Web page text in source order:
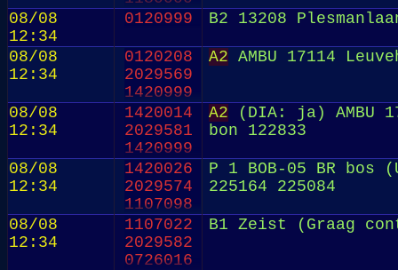
08/08
12:34
0120999 B2 13208
08/08
12:34
0120208
2029569
1420999
A2 AMBU 17114
08/08
12:34
1420014
2029581
1420999
A2 (DIA: ja) AMBU
bon 122833
08/08
12:34
1420026
2029574
1107098
P 1 BOB-05 BR
225164 225084
08/08
12:34
1107022
2029582
0726016
B1 Zeist (Graag